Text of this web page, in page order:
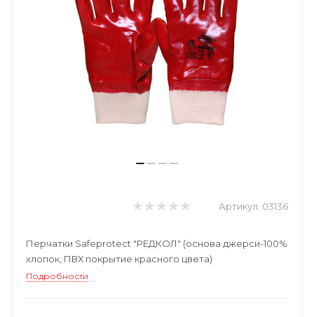
Артикул: 03136
Перчатки Safeprotect "РЕДКОЛ" (основа джерси-100%
хлопок, ПВХ покрытие красного цвета)
Подробности